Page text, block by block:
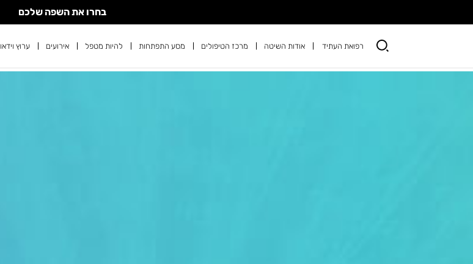
בחרו את השפה שלכם
רפואת העתיד אודות השיטה מרכז הטיפולים מסע התפתחות להיות מטפל אירועים ערוץ וידאו